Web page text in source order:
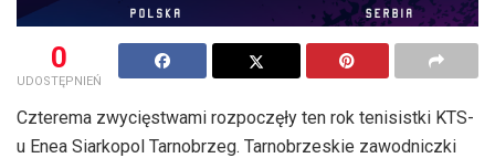
0
UDOSTĘPNIEŃ
Czterema zwycięstwami rozpoczęły ten rok tenisistki KTS-
u Enea Siarkopol Tarnobrzeg. Tarnobrzeskie zawodniczki